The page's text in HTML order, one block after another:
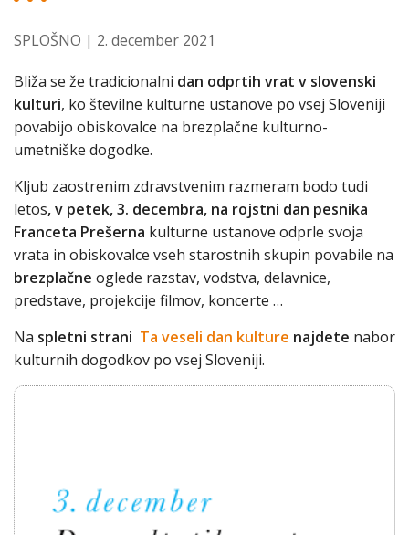
SPLOŠNO | 2. december 2021
Bliža se že tradicionalni dan odprtih vrat v slovenski
kulturi, ko številne kulturne ustanove po vsej Sloveniji
povabijo obiskovalce na brezplačne kulturno-
umetniške dogodke.
Kljub zaostrenim zdravstvenim razmeram bodo tudi
letos, v petek, 3. decembra, na rojstni dan pesnika
Franceta Prešerna kulturne ustanove odprle svoja
vrata in obiskovalce vseh starostnih skupin povabile na
brezplačne oglede razstav, vodstva, delavnice,
predstave, projekcije filmov, koncerte …
Na spletni strani Ta veseli dan kulture najdete nabor
kulturnih dogodkov po vsej Sloveniji.